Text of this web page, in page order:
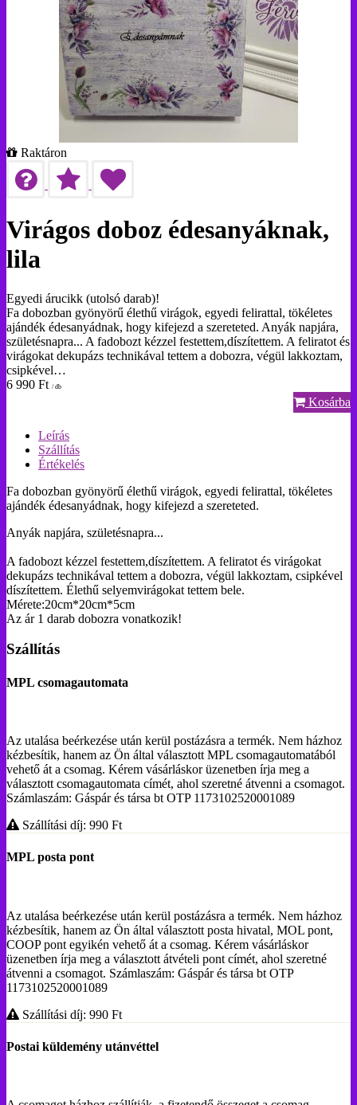
Raktáron
Virágos doboz édesanyáknak,
lila
Egyedi árucikk (utolsó darab)!
Fa dobozban gyönyörű élethű virágok, egyedi felirattal, tökéletes
ajándék édesanyádnak, hogy kifejezd a szereteted. Anyák napjára,
születésnapra... A fadobozt kézzel festettem,díszítettem. A feliratot és
virágokat dekupázs technikával tettem a dobozra, végül lakkoztam,
csipkével…
6 990 Ft / db
Kosárba
Leírás
Szállítás
Értékelés
Fa dobozban gyönyörű élethű virágok, egyedi felirattal, tökéletes
ajándék édesanyádnak, hogy kifejezd a szereteted.
Anyák napjára, születésnapra...
A fadobozt kézzel festettem,díszítettem. A feliratot és virágokat
dekupázs technikával tettem a dobozra, végül lakkoztam, csipkével
díszítettem. Élethű selyemvirágokat tettem bele.
Mérete:20cm*20cm*5cm
Az ár 1 darab dobozra vonatkozik!
Szállítás
MPL csomagautomata
Az utalása beérkezése után kerül postázásra a termék. Nem házhoz
kézbesítik, hanem az Ön által választott MPL csomagautomatából
vehető át a csomag. Kérem vásárláskor üzenetben írja meg a
választott csomagautomata címét, ahol szeretné átvenni a csomagot.
Számlaszám: Gáspár és társa bt OTP 1173102520001089
Szállítási díj: 990 Ft
MPL posta pont
Az utalása beérkezése után kerül postázásra a termék. Nem házhoz
kézbesítik, hanem az Ön által választott posta hivatal, MOL pont,
COOP pont egyikén vehető át a csomag. Kérem vásárláskor
üzenetben írja meg a választott átvételi pont címét, ahol szeretné
átvenni a csomagot. Számlaszám: Gáspár és társa bt OTP
1173102520001089
Szállítási díj: 990 Ft
Postai küldemény utánvéttel